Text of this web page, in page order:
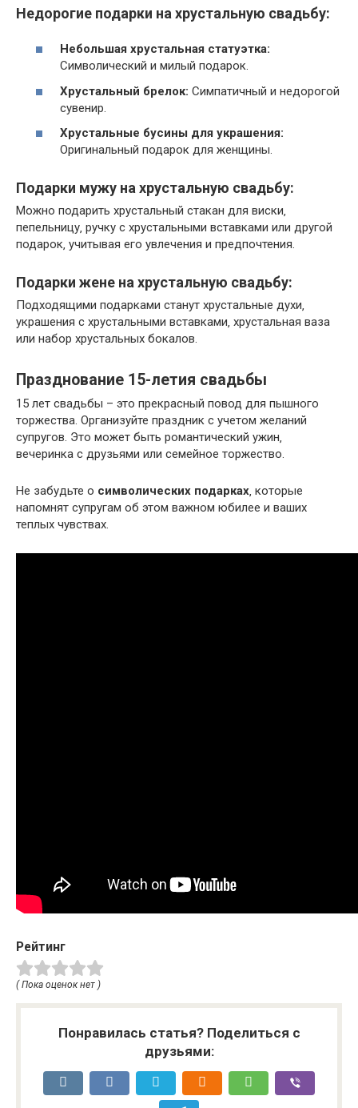
Недорогие подарки на хрустальную свадьбу:
Небольшая хрустальная статуэтка:
Символический и милый подарок.
Хрустальный брелок: Симпатичный и недорогой
сувенир.
Хрустальные бусины для украшения:
Оригинальный подарок для женщины.
Подарки мужу на хрустальную свадьбу:
Можно подарить хрустальный стакан для виски‚
пепельницу‚ ручку с хрустальными вставками или другой
подарок‚ учитывая его увлечения и предпочтения.
Подарки жене на хрустальную свадьбу:
Подходящими подарками станут хрустальные духи‚
украшения с хрустальными вставками‚ хрустальная ваза
или набор хрустальных бокалов.
Празднование 15-летия свадьбы
15 лет свадьбы – это прекрасный повод для пышного
торжества. Организуйте праздник с учетом желаний
супругов. Это может быть романтический ужин‚
вечеринка с друзьями или семейное торжество.
Не забудьте о символических подарках‚ которые
напомнят супругам об этом важном юбилее и ваших
теплых чувствах.
Рейтинг
( Пока оценок нет )
Понравилась статья? Поделиться с
друзьями: